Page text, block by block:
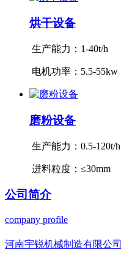
烘干设备
生产能力：1-40t/h
电机功率：5.5-55kw
磨粉设备
生产能力：0.5-120t/h
进料粒度：≤30mm
公司简介
company profile
河南宇锐机械制造有限公